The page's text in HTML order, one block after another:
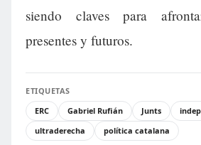
siendo claves para
presentes y futuros.
ETIQUETAS
ERC
Gabriel Rufián Junts
ultraderecha
política catalana